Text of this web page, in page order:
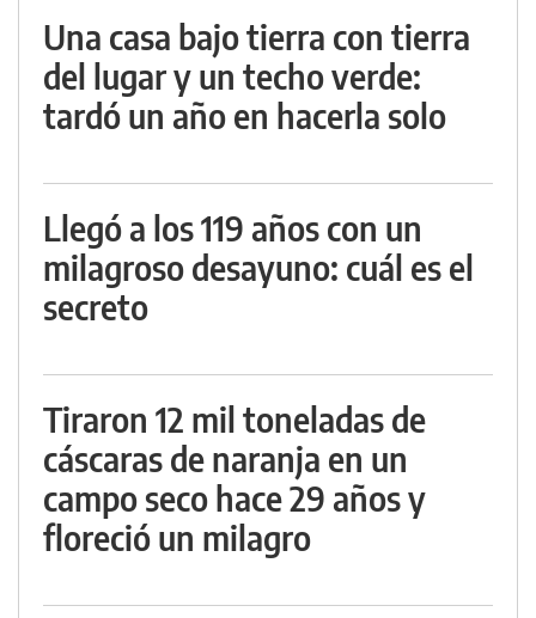
Una casa bajo tierra con tierra
del lugar y un techo verde:
tardó un año en hacerla solo
Llegó a los 119 años con un
milagroso desayuno: cuál es el
secreto
Tiraron 12 mil toneladas de
cáscaras de naranja en un
campo seco hace 29 años y
floreció un milagro